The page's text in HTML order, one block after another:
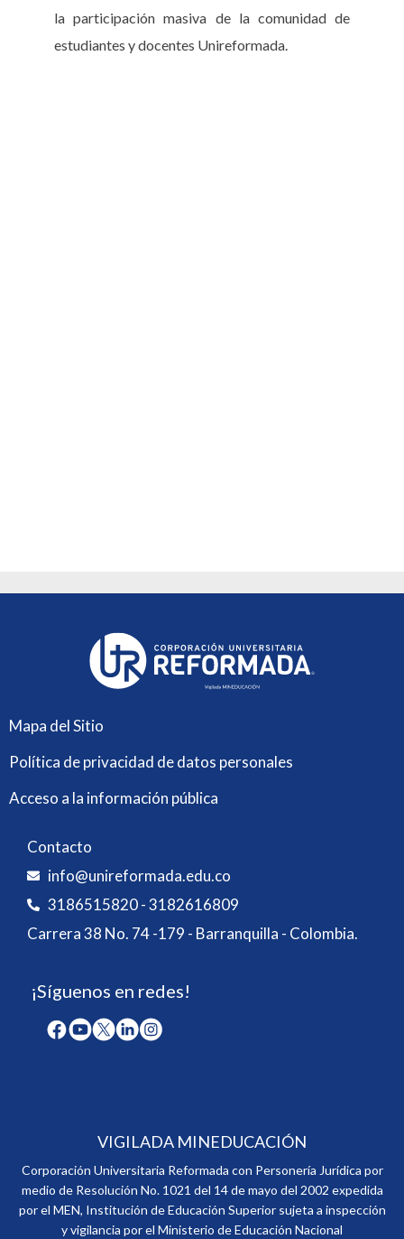
la participación masiva de la comunidad de
estudiantes y docentes Unireformada.
Mapa del Sitio
Política de privacidad de datos personales
Acceso a la información pública
Contacto
info@unireformada.edu.co
3186515820 - 3182616809
Carrera 38 No. 74 -179 - Barranquilla - Colombia.
¡Síguenos en redes!
VIGILADA MINEDUCACIÓN
Corporación Universitaria Reformada con Personería Jurídica por
medio de Resolución No. 1021 del 14 de mayo del 2002 expedida
por el MEN, Institución de Educación Superior sujeta a inspección
y vigilancia por el Ministerio de Educación Nacional